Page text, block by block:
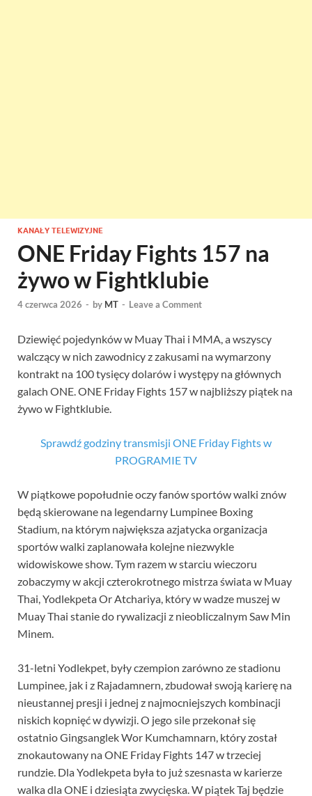
KANAŁY TELEWIZYJNE
ONE Friday Fights 157 na
żywo w Fightklubie
4 czerwca 2026 - by MT - Leave a Comment
Dziewięć pojedynków w Muay Thai i MMA, a wszyscy
walczący w nich zawodnicy z zakusami na wymarzony
kontrakt na 100 tysięcy dolarów i występy na głównych
galach ONE. ONE Friday Fights 157 w najbliższy piątek na
żywo w Fightklubie.
Sprawdź godziny transmisji ONE Friday Fights w
PROGRAMIE TV
W piątkowe popołudnie oczy fanów sportów walki znów
będą skierowane na legendarny Lumpinee Boxing
Stadium, na którym największa azjatycka organizacja
sportów walki zaplanowała kolejne niezwykle
widowiskowe show. Tym razem w starciu wieczoru
zobaczymy w akcji czterokrotnego mistrza świata w Muay
Thai, Yodlekpeta Or Atchariya, który w wadze muszej w
Muay Thai stanie do rywalizacji z nieobliczalnym Saw Min
Minem.
31-letni Yodlekpet, były czempion zarówno ze stadionu
Lumpinee, jak i z Rajadamnern, zbudował swoją karierę na
nieustannej presji i jednej z najmocniejszych kombinacji
niskich kopnięć w dywizji. O jego sile przekonał się
ostatnio Gingsanglek Wor Kumchamnarn, który został
znokautowany na ONE Friday Fights 147 w trzeciej
rundzie. Dla Yodlekpeta była to już szesnasta w karierze
walka dla ONE i dziesiąta zwycięska. W piątek Taj będzie